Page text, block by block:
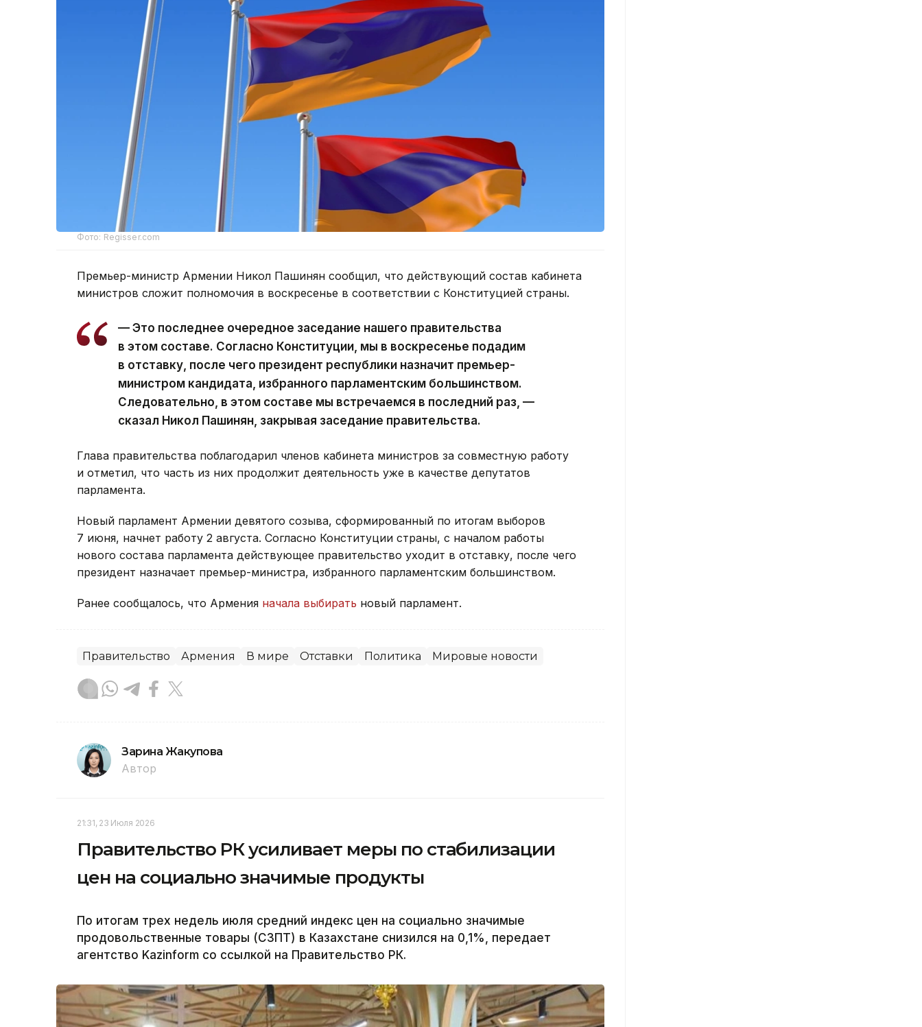
Фото: Regisser.com
Премьер-министр Армении Никол Пашинян сообщил, что действующий состав кабинета
министров сложит полномочия в воскресенье в соответствии с Конституцией страны.
— Это последнее очередное заседание нашего правительства
в этом составе. Согласно Конституции, мы в воскресенье подадим
в отставку, после чего президент республики назначит премьер-
министром кандидата, избранного парламентским большинством.
Следовательно, в этом составе мы встречаемся в последний раз, —
сказал Никол Пашинян, закрывая заседание правительства.
Глава правительства поблагодарил членов кабинета министров за совместную работу
и отметил, что часть из них продолжит деятельность уже в качестве депутатов
парламента.
Новый парламент Армении девятого созыва, сформированный по итогам выборов
7 июня, начнет работу 2 августа. Согласно Конституции страны, с началом работы
нового состава парламента действующее правительство уходит в отставку, после чего
президент назначает премьер-министра, избранного парламентским большинством.
Ранее сообщалось, что Армения начала выбирать новый парламент.
Правительство Армения В мире Отставки Политика Мировые новости
Зарина Жакупова
Автор
21:31, 23 Июля 2026
Правительство РК усиливает меры по стабилизации
цен на социально значимые продукты
По итогам трех недель июля средний индекс цен на социально значимые
продовольственные товары (СЗПТ) в Казахстане снизился на 0,1%, передает
агентство Kazinform со ссылкой на Правительство РК.